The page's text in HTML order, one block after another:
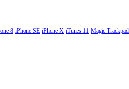
8 iPhone SE iPhone X iTunes 11 Magic Trackpad